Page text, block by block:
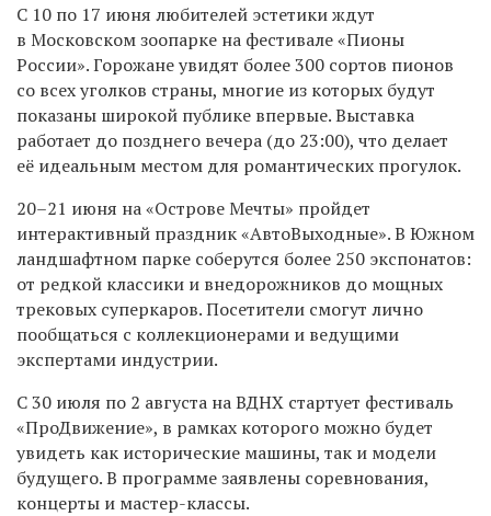
С 10 по 17 июня любителей эстетики ждут
в Московском зоопарке на фестивале «Пионы
России». Горожане увидят более 300 сортов пионов
со всех уголков страны, многие из которых будут
показаны широкой публике впервые. Выставка
работает до позднего вечера (до 23:00), что делает
её идеальным местом для романтических прогулок.
20–21 июня на «Острове Мечты» пройдет
интерактивный праздник «АвтоВыходные». В Южном
ландшафтном парке соберутся более 250 экспонатов:
от редкой классики и внедорожников до мощных
трековых суперкаров. Посетители смогут лично
пообщаться с коллекционерами и ведущими
экспертами индустрии.
С 30 июля по 2 августа на ВДНХ стартует фестиваль
«ПроДвижение», в рамках которого можно будет
увидеть как исторические машины, так и модели
будущего. В программе заявлены соревнования,
концерты и мастер-классы.